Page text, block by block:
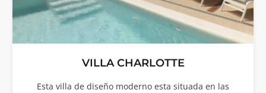
VILLA CHARLOTTE
Esta villa de diseño moderno esta situada en las